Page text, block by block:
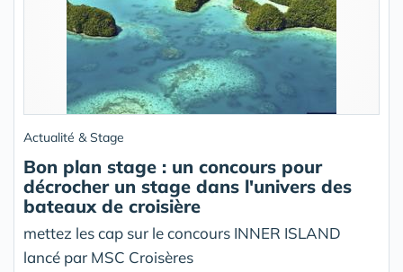
Actualité & Stage
Bon plan stage : un concours pour
décrocher un stage dans l'univers des
bateaux de croisière
mettez les cap sur le concours INNER ISLAND
lancé par MSC Croisères